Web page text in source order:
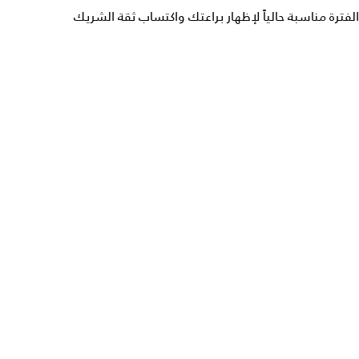
الفترة مناسبة حالياً لإظهار براعتك واكتساب ثقة الشريك